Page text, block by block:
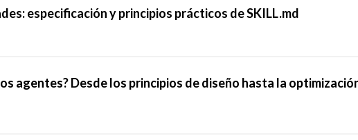
especificación y principios prácticos de SKILL.md
agentes? Desde los principios de diseño hasta la